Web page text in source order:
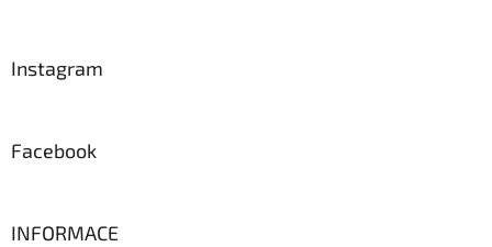
Instagram
Facebook
INFORMACE